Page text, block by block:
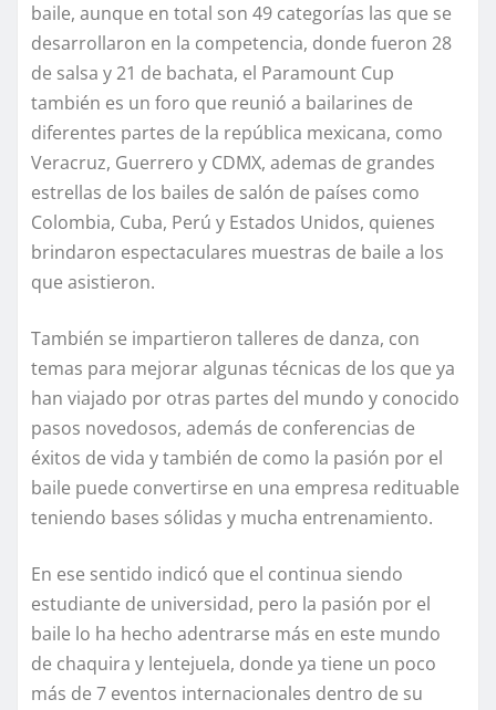
baile, aunque en total son 49 categorías las que se
desarrollaron en la competencia, donde fueron 28
de salsa y 21 de bachata, el Paramount Cup
también es un foro que reunió a bailarines de
diferentes partes de la república mexicana, como
Veracruz, Guerrero y CDMX, ademas de grandes
estrellas de los bailes de salón de países como
Colombia, Cuba, Perú y Estados Unidos, quienes
brindaron espectaculares muestras de baile a los
que asistieron.
También se impartieron talleres de danza, con
temas para mejorar algunas técnicas de los que ya
han viajado por otras partes del mundo y conocido
pasos novedosos, además de conferencias de
éxitos de vida y también de como la pasión por el
baile puede convertirse en una empresa redituable
teniendo bases sólidas y mucha entrenamiento.
En ese sentido indicó que el continua siendo
estudiante de universidad, pero la pasión por el
baile lo ha hecho adentrarse más en este mundo
de chaquira y lentejuela, donde ya tiene un poco
más de 7 eventos internacionales dentro de su